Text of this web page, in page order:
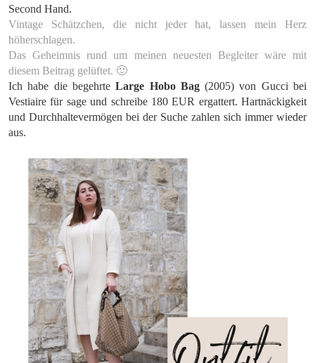
Second Hand.
Vintage Schätzchen, die nicht jeder hat, lassen mein Herz
höherschlagen.
Das Geheimnis rund um meinen neuesten Begleiter wäre mit
diesem Beitrag gelüftet. 🙂
Ich habe die begehrteLarge Hobo Bag(2005) von Gucci bei
Vestiaire für sage und schreibe 180 EUR ergattert. Hartnäckigkeit
und Durchhaltevermögen bei der Suche zahlen sich immer wieder
aus.